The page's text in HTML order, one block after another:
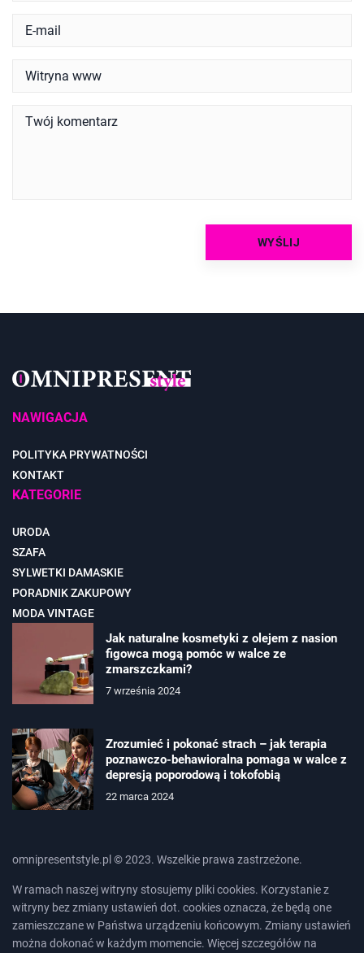
NAWIGACJA
POLITYKA PRYWATNOŚCI
KONTAKT
KATEGORIE
URODA
SZAFA
SYLWETKI DAMASKIE
PORADNIK ZAKUPOWY
MODA VINTAGE
Jak naturalne kosmetyki z olejem z nasion
figowca mogą pomóc w walce ze
zmarszczkami?
7 września 2024
Zrozumieć i pokonać strach – jak terapia
poznawczo-behawioralna pomaga w walce z
depresją poporodową i tokofobią
22 marca 2024
omnipresentstyle.pl © 2023. Wszelkie prawa zastrzeżone.
W ramach naszej witryny stosujemy pliki cookies. Korzystanie z
witryny bez zmiany ustawień dot. cookies oznacza, że będą one
zamieszczane w Państwa urządzeniu końcowym. Zmiany ustawień
można dokonać w każdym momencie. Więcej szczegółów na